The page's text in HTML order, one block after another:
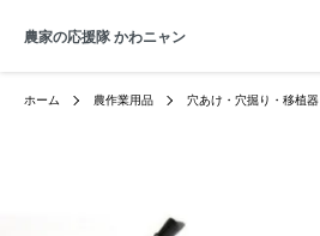
農家の応援隊 かわニャン
ホーム 農作業用品 穴あけ・穴掘り・移植器